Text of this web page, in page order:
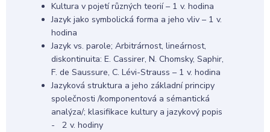
Kultura v pojetí různých teorií – 1 v. hodina
Jazyk jako symbolická forma a jeho vliv – 1 v.
hodina
Jazyk vs. parole; Arbitrárnost, lineárnost,
diskontinuita: E. Cassirer, N. Chomsky, Saphir,
F. de Saussure, C. Lévi-Strauss – 1 v. hodina
Jazyková struktura a jeho základní principy
společnosti /komponentová a sémantická
analýza/; klasifikace kultury a jazykový popis
- 2 v. hodiny